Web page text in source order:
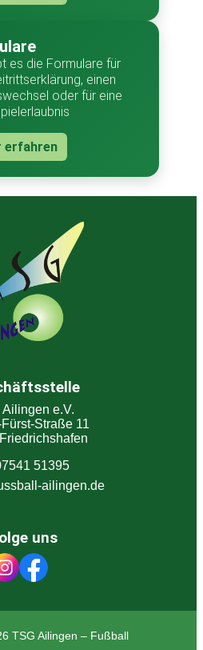
es die Formulare für
einen
oder für eine
erfahren
Ailingen e.V.
Straße 11
51395
ailingen.de
uns
TSG Ailingen – Fußball